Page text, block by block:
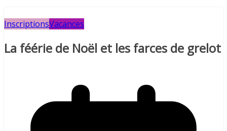
InscriptionsVacances
La féérie de Noël et les farces de grelot